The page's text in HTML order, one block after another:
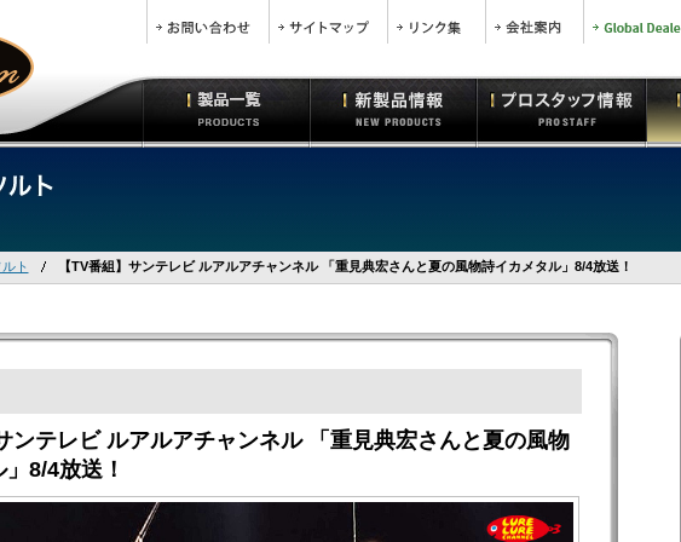
ト 【TV番組】サンテレビ ルアルアチャンネル 「重見典宏さんと夏の風物詩イカメタル」8/4放送！
ンテレビ ルアルアチャンネル 「重見典宏さんと夏の風物
8/4放送！